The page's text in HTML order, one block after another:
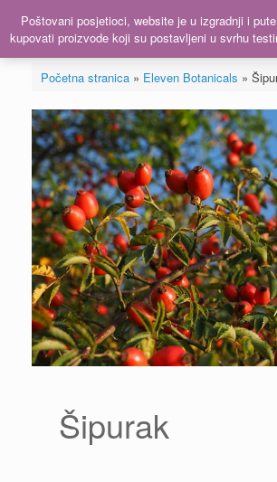
content
Početna stranica» Eleven Botanicals »
Šipurak
Poštovani posjetioci, website je u izgradnji i
kupovati proizvode koji su postavljeni u svrhu